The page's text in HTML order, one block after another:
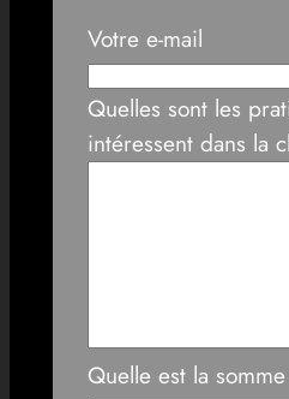
Votre e-mail
Quelles sont les
intéressent dans la
Quelle est la